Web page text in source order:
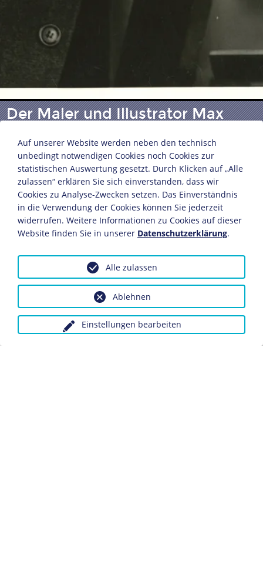
Der Maler und Illustrator Max
Transocean-Europapress
Deutsches Reich, um 1930
Fotografie
18,2 x 13 cm
Bildnachweis: Deutsches Historisches Museum,
Inv.-Nr.: BA 90/4688
Das Objekt ist eingebunden in folgende LeMO-Seite:
Biografie Max Slevogt
Auf unserer Website werden neben den technisch
unbedingt notwendigen Cookies noch Cookies zur
statistischen Auswertung gesetzt. Durch Klicken auf „Alle
zulassen“ erklären Sie sich einverstanden, dass wir
Cookies zu Analyse-Zwecken setzen. Das Einverständnis
in die Verwendung der Cookies können Sie jederzeit
widerrufen. Weitere Informationen zu Cookies auf dieser
Website finden Sie in unserer Datenschutzerklärung.
Einstellungen bearbeiten
Ablehnen
Alle zulassen